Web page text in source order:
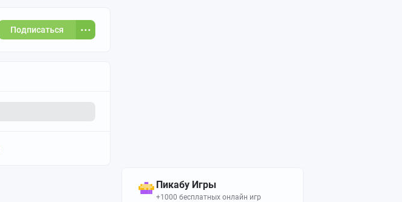
Пикабу Игры
+1000 бесплатных онлайн игр
Подписаться